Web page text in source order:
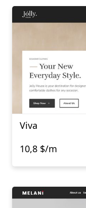
Viva
10,8 $/m